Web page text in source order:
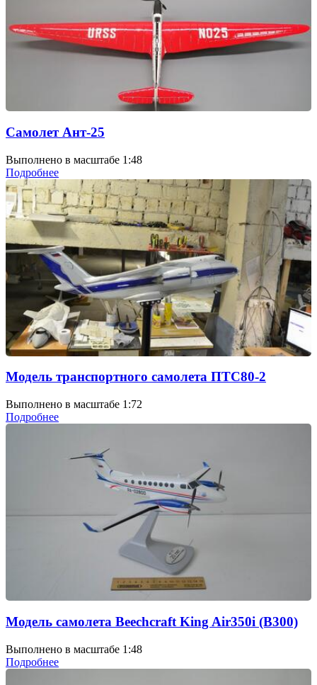
Самолет Ант-25
Выполнено в масштабе 1:48
Подробнее
Модель транспортного самолета ПТС80-2
Выполнено в масштабе 1:72
Подробнее
Модель самолета Beechcraft King Air350i (В300)
Выполнено в масштабе 1:48
Подробнее